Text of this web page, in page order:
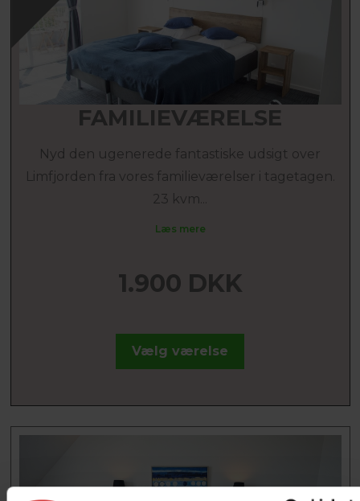
FAMILIEVÆRELSE
Nyd den ugenerede fantastiske udsigt over
Limfjorden fra vores familieværelser i tagetagen.
23 kvm...
Læs mere
1.900 DKK
Vælg værelse